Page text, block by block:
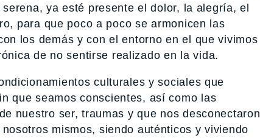
ya esté presente el dolor, la alegría, el
para que poco a poco se armonicen las
los demás y con el entorno en el que vivimos
de no sentirse realizado en la vida.
culturales y sociales que
que seamos conscientes, así como las
nuestro ser, traumas y que nos desconectaron
mismos, siendo auténticos y viviendo